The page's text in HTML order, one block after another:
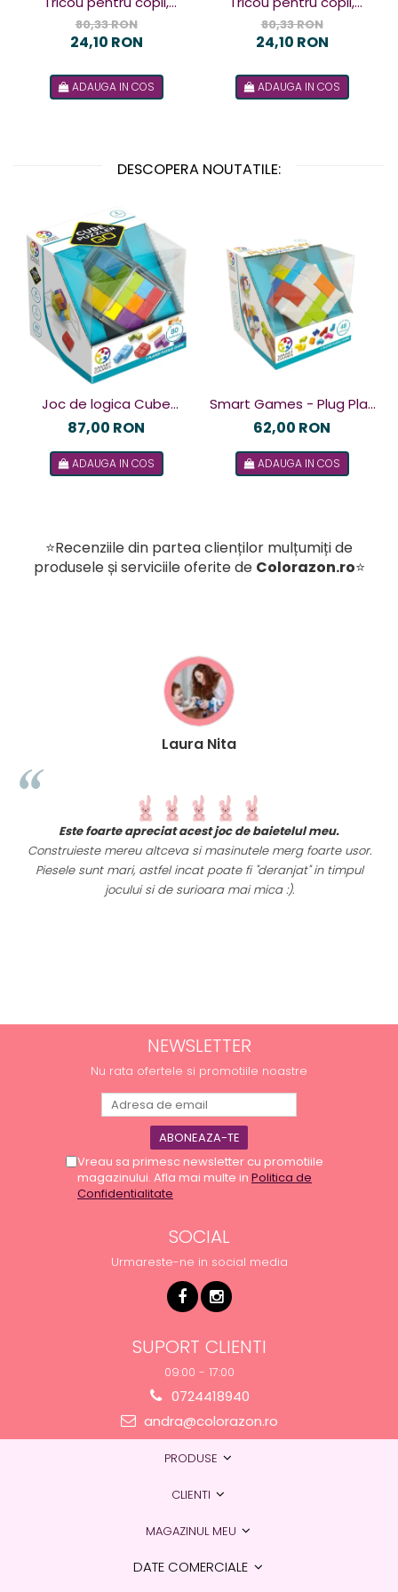
design Terorist
80,33 RON
24,10 RON
ADAUGA IN COS
design Terorista
80,33 RON
24,10 RON
ADAUGA IN COS
DESCOPERA NOUTATILE:
Joc de logica Cube
Puzzler Go, Smart
87,00 RON
ADAUGA IN COS
Smart Games - Plug Play
Puzzler, joc de logica cu
romana
62,00 RON
ADAUGA IN COS
⭐Recenziile din partea clienților mulțumiți de
produsele și serviciile oferite de Colorazon.ro⭐
Laura Nita
Este foarte apreciat acest joc de baietelul meu.
Construieste mereu altceva si masinutele merg foarte usor.
Piesele sunt mari, astfel incat poate fi "deranjat" in timpul
jocului si de surioara mai mica :).
NEWSLETTER
Nu rata ofertele si promotiile noastre
Vreau sa primesc newsletter cu promotiile
magazinului. Afla mai multe in Politica de
Confidentialitate
SOCIAL
Urmareste-ne in social media
SUPORT CLIENTI
09:00 - 17:00
0724418940
andra@colorazon.ro
PRODUSE
CLIENTI
MAGAZINUL MEU
DATE COMERCIALE